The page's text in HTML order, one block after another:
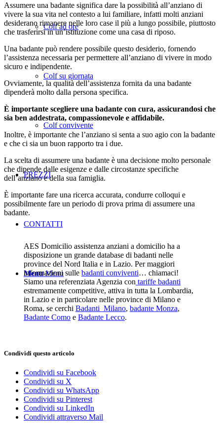
Colf ad ore
Colf su giornata
Colf convivente
PREZZI
CONTATTI
Menu Menu
Assumere una badante significa dare la possibilità all’anziano di
vivere la sua vita nel contesto a lui familiare, infatti molti anziani
desiderano rimanere nelle loro case il più a lungo possibile, piuttosto
che trasferirsi in un’istituzione come una casa di riposo.
Una badante può rendere possibile questo desiderio, fornendo
l’assistenza necessaria per permettere all’anziano di vivere in modo
sicuro e indipendente.
Ovviamente, la qualità dell’assistenza fornita da una badante
dipenderà molto dalla persona specifica.
È importante scegliere una badante con cura, assicurandosi che
sia ben addestrata, compassionevole e affidabile.
Inoltre, è importante che l’anziano si senta a suo agio con la badante
e che ci sia un buon rapporto tra i due.
La scelta di assumere una badante è una decisione molto personale
che dipende dalle esigenze e dalle circostanze specifiche
dell’anziano e della sua famiglia.
È importante fare una ricerca accurata, condurre colloqui e
possibilmente fare un periodo di prova prima di assumere una
badante.
AES Domicilio assistenza anziani a domicilio ha a
disposizione un grande database di badanti nelle
province del Nord Italia e in Lazio. Per maggiori
informazioni sulle badanti conviventi… chiamaci!
Siamo una referenziata Agenzia con tariffe badanti
estremamente competitive, attiva in tutta la Lombardia,
in Lazio e in particolare nelle province di Milano e
Roma, se cerchi Badanti Milano, badante Monza,
Badante Como e Badante Lecco.
Condividi questo articolo
Condividi su Facebook
Condividi su X
Condividi su WhatsApp
Condividi su Pinterest
Condividi su LinkedIn
Condividi attraverso Mail